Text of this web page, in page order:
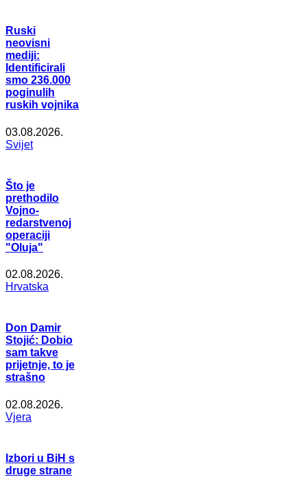
Ruski
neovisni
mediji:
Identificirali
smo 236.000
poginulih
ruskih vojnika
03.08.2026.
Svijet
Što je
prethodilo
Vojno-
redarstvenoj
operaciji
"Oluja"
02.08.2026.
Hrvatska
Don Damir
Stojić: Dobio
sam takve
prijetnje, to je
strašno
02.08.2026.
Vjera
Izbori u BiH s
druge strane